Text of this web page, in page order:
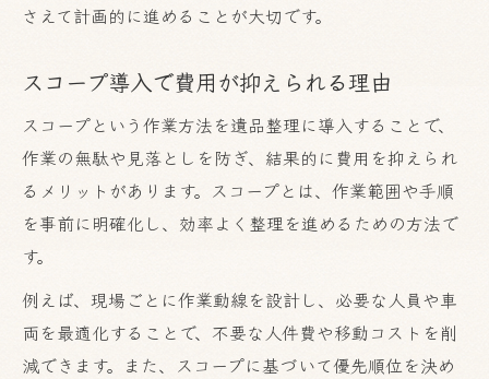
さえて計画的に進めることが大切です。
スコープ導入で費用が抑えられる理由
スコープという作業方法を遺品整理に導入することで、
作業の無駄や見落としを防ぎ、結果的に費用を抑えられ
るメリットがあります。スコープとは、作業範囲や手順
を事前に明確化し、効率よく整理を進めるための方法で
す。
例えば、現場ごとに作業動線を設計し、必要な人員や車
両を最適化することで、不要な人件費や移動コストを削
減できます。また、スコープに基づいて優先順位を決め